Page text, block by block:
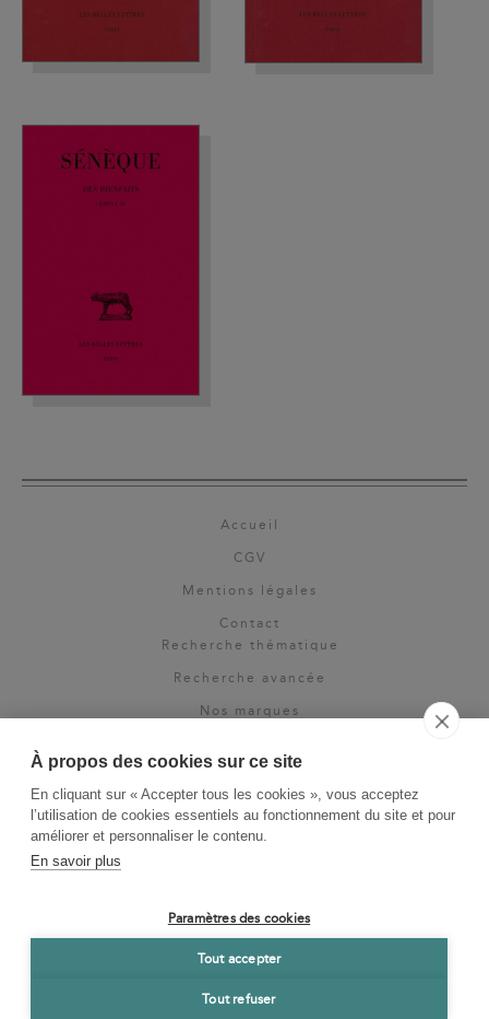
À propos des cookies sur ce site
En cliquant sur « Accepter tous les cookies », vous acceptez
l’utilisation de cookies essentiels au fonctionnement du site et pour
améliorer et personnaliser le contenu.
En savoir plus
Paramètres des cookies
Tout accepter
Tout refuser
Accueil
CGV
Mentions légales
Contact
Recherche thématique
Recherche avancée
Nos marques
Espace pro
Newsletter
La Vie des Classiques